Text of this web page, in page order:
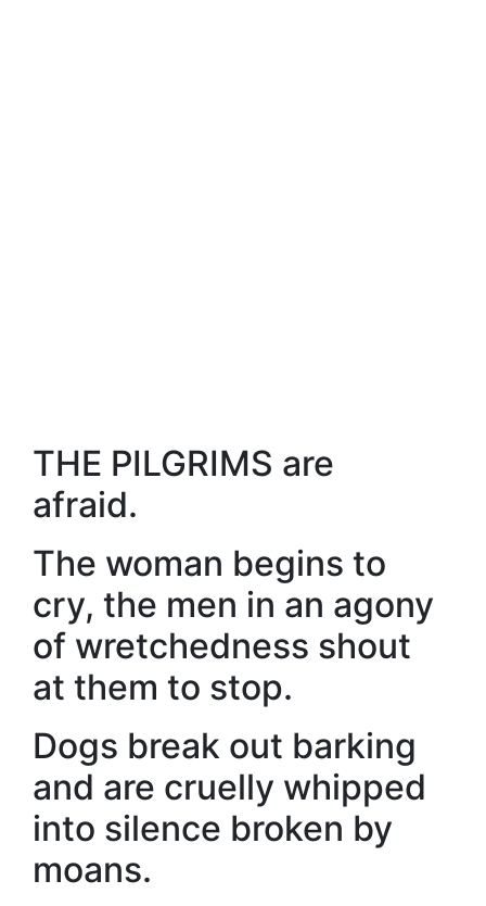
THE PILGRIMS are
afraid.
The woman begins to
cry, the men in an agony
of wretchedness shout
at them to stop.
Dogs break out barking
and are cruelly whipped
into silence broken by
moans.